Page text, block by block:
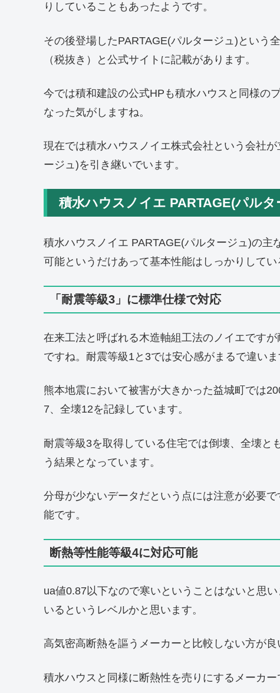
りしていることもあったようです。
その後登場したPARTAGE(パルタージュ)という
（税抜き）と公式サイトに記載があります。
今では積和建設の公式HPも積水ハウスと同様の
なった気がしますね。
現在では積水ハウスノイエ株式会社という会社
ージュ)を引き継いでいます。
積水ハウスノイエ PARTAGE(パル
積水ハウスノイエ PARTAGE(パルタージュ)の
可能というだけあって基本性能はしっかりしてい
「耐震等級3」に標準仕様で対応
在来工法と呼ばれる木造軸組工法のノイエです
ですね。耐震等級1と3では安心感がまるで違いま
熊本地震において被害が大きかった益城町では
7、全壊12を記録しています。
耐震等級3を取得している住宅では倒壊、全壊と
う結果となっています。
分母が少ないデータだという点には注意が必要
能です。
断熱等性能等級4に対応可能
ua値0.87以下なので寒いということはないと思
いるというレベルかと思います。
高気密高断熱を謳うメーカーと比較しない方が良
積水ハウスと同様に断熱性を売りにするメーカー